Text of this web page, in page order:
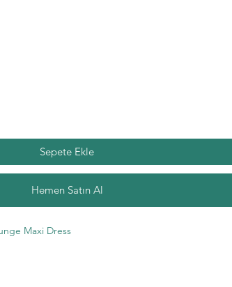
Sepete Ekle
Hemen Satın Al
Maxi Dress